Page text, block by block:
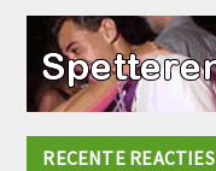
RECENTE REACTIES